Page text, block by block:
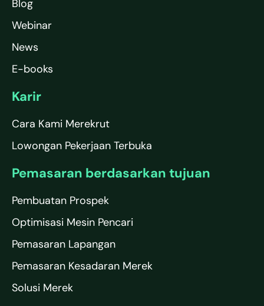
Blog
Webinar
News
E-books
Karir
Cara Kami Merekrut
Lowongan Pekerjaan Terbuka
Pemasaran berdasarkan tujuan
Pembuatan Prospek
Optimisasi Mesin Pencari
Pemasaran Lapangan
Pemasaran Kesadaran Merek
Solusi Merek